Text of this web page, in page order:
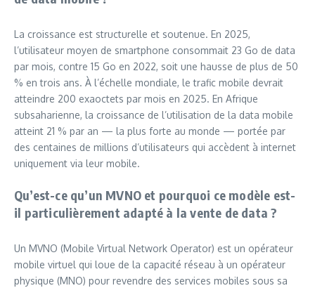
La croissance est structurelle et soutenue. En 2025,
l’utilisateur moyen de smartphone consommait 23 Go de data
par mois, contre 15 Go en 2022, soit une hausse de plus de 50
% en trois ans. À l’échelle mondiale, le trafic mobile devrait
atteindre 200 exaoctets par mois en 2025. En Afrique
subsaharienne, la croissance de l’utilisation de la data mobile
atteint 21 % par an — la plus forte au monde — portée par
des centaines de millions d’utilisateurs qui accèdent à internet
uniquement via leur mobile.
Qu’est-ce qu’un MVNO et pourquoi ce modèle est-
il particulièrement adapté à la vente de data ?
Un MVNO (Mobile Virtual Network Operator) est un opérateur
mobile virtuel qui loue de la capacité réseau à un opérateur
physique (MNO) pour revendre des services mobiles sous sa